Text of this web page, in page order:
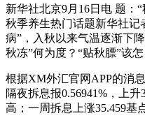
新华社北京9月16日电 题：
秋季养生热门话题新华社记
病”，入秋以来气温逐渐下
秋冻”何为度？“贴秋膘”该怎
根据XM外汇官网APP的消
隔夜拆息报0.56941%，上
高；一周拆息上涨35.459基